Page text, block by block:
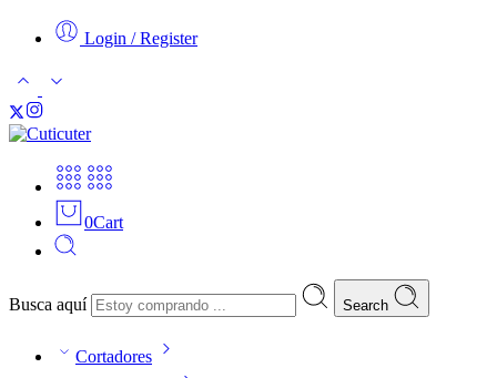
Login / Register
0Cart
Busca aquí Search
Cortadores